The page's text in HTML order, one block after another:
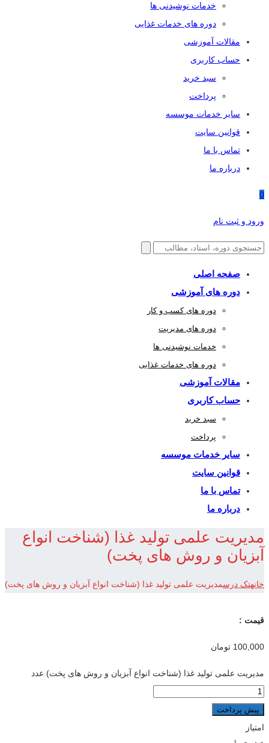
خدمات نوشیدنی ها
دوره های خدمات غذایی
مقالات آموزشی
حساب کاربری
سبد خرید
پرداخت
سایر خدمات موسسه
قوانین سایت
تماس با ما
درباره ما
0
ورود و ثبت نام
صفحه اصلی
دوره های آموزشی
دوره های کسب و کار
دوره های مدیریت
خدمات نوشیدنی ها
دوره های خدمات غذایی
مقالات آموزشی
حساب کاربری
سبد خرید
پرداخت
سایر خدمات موسسه
قوانین سایت
تماس با ما
درباره ما
مدیریت علمی تولید غذا (شناخت انواع
آبزیان و روش های پخت)
خانهتک درسمدیریت علمی تولید غذا (شناخت انواع آبزیان و روش های پخت)
قیمت :
100,000 تومان
مدیریت علمی تولید غذا (شناخت انواع آبزیان و روش های پخت) عدد
پیش پرداخت
امتیاز